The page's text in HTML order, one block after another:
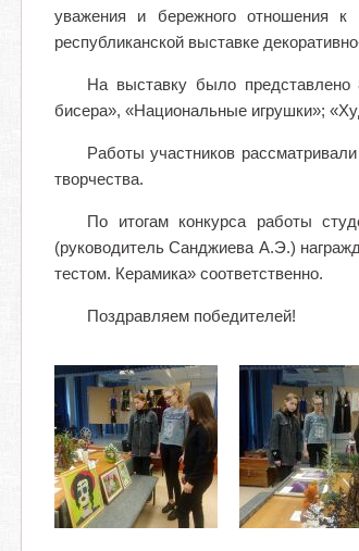
уважения и бережного отношения
республиканской выставке
На выставку было
бисера», «Национальные игрушки»;
Работы участников
творчества.
По итогам конкурса работы
(руководитель Санджиева А.Э.)
тестом. Керамика» соответственно.
Поздравляем победителей!